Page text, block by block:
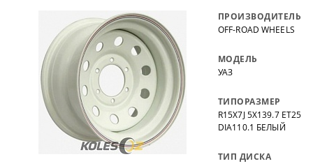
ПРОИЗВОДИТЕЛЬ
OFF-ROAD WHEELS
МОДЕЛЬ
УАЗ
ТИПОРАЗМЕР
R15X7J 5X139.7 ET25
DIA110.1 БЕЛЫЙ
ТИП ДИСКА